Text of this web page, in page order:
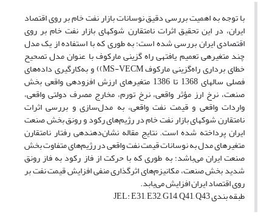
با توجه به اهمیت بررسی دقیق نوسانات بازار نفت خام بر روی اقتصاد
ایران، در این تحقیق اثرات نامتقارن شوک‎های بازار نفت خام بر روی
اقتصادی ایران بررسی شده است؛ به طوری که با استفاده از یک مدل
چند متغیره‎ی تعمیم یافته‎ی راه گزینی مارکوف با عنوان مدل تصحیح
خطای برداری راه‌گزینی مارکوف MS-VECM)) و به‌کارگیری داده‌های
فصلی سال‎های 1368 تا 1386 متغیرهای ارزش افزوده‎ی واقعی بخش
صنعت، نرخ ارز مؤثر واقعی، نرخ تورم، مخارج مصرف دولتی واقعی،
واردات واقعی و قیمت نفت واقعی، به مدل‌سازی و بررسی اثرات
نامتقارن شوک‎های بازار نفت خام در رژیم‌های رکود و رونق بخش صنعت
ایران پرداخته شده است. نتایج مقاله نشان‌دهنده‎ی رفتار نامتقارن
متغیرهای مدل به نوسانات قیمت نفت واقعی در رژیم‌های متفاوت بخش
صنعت ایران می‌باشد؛ به طوری که با حرکت از فاز رکود به فاز رونق
شدید بخش صنعت، مکانیزم‌های اثرگذاری منفی افزایش قیمت نفت بر
روی اقتصاد ایران افزایش می‌یابد.
طبقه بندی JEL: E31, E32, G14, Q41, Q43